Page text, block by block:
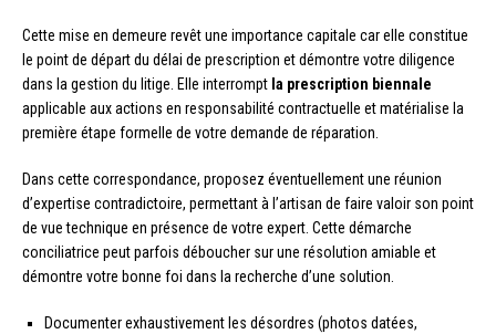
Cette mise en demeure revêt une importance capitale car elle constitue
le point de départ du délai de prescription et démontre votre diligence
dans la gestion du litige. Elle interrompt la prescription biennale
applicable aux actions en responsabilité contractuelle et matérialise la
première étape formelle de votre demande de réparation.
Dans cette correspondance, proposez éventuellement une réunion
d’expertise contradictoire, permettant à l’artisan de faire valoir son point
de vue technique en présence de votre expert. Cette démarche
conciliatrice peut parfois déboucher sur une résolution amiable et
démontre votre bonne foi dans la recherche d’une solution.
Documenter exhaustivement les désordres (photos datées,